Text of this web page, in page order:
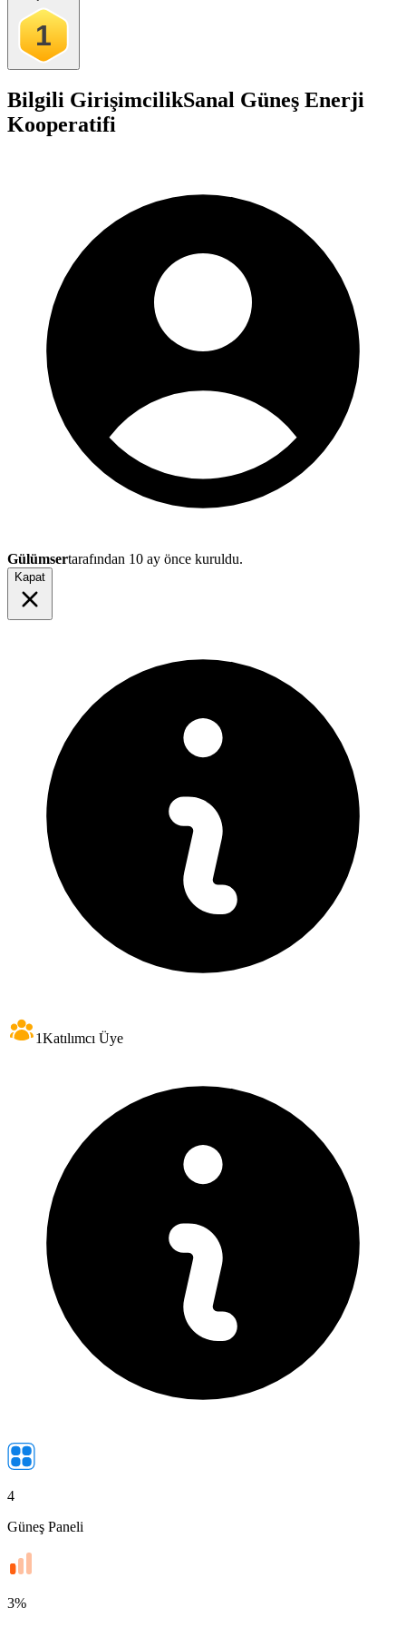
1
Bilgili GirişimcilikSanal Güneş Enerji
Kooperatifi
Gülümsertarafından 10 ay önce kuruldu.
Kapat
1Katılımcı Üye
4
Güneş Paneli
3%